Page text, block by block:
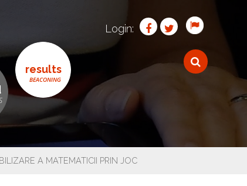
Login:
results
A MATEMATICII PRIN JOC